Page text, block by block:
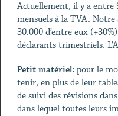
Actuellement, il y a entre
mensuels à la TVA.
30.000 d’entre eux
déclarants trimestriels.
Petit matériel: pour le
tenir, en plus de leur
de suivi des révisions
dans lequel toutes leurs